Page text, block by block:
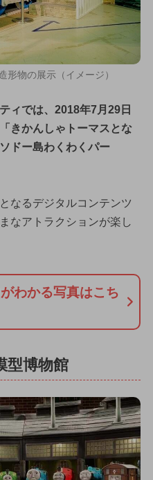
形物の展示（イメージ）
ィでは、2018年7月29日
きかんしゃトーマスとな
ドー島わくわくパー
なるデジタルコンテンツ
なアトラクションが楽し
わかる写真はこち
型博物館